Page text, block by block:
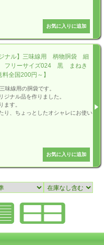
ナル】三味線用 柄物胴袋 細
フリーサイズ024 黒 まねき
全国200円～】
味線用の胴袋です。
ナル品を作りました。
ます。
り、ちょっとしたオシャレにお使い